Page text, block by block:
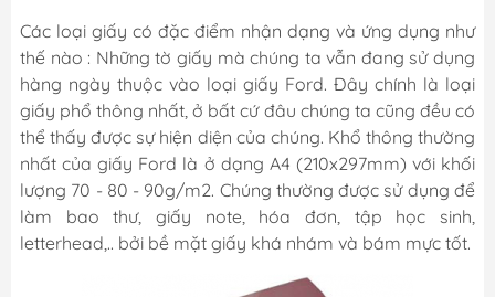
Các loại giấy có đặc điểm nhận dạng và ứng dụng như
thế nào : Những tờ giấy mà chúng ta vẫn đang sử dụng
hàng ngày thuộc vào loại giấy Ford. Đây chính là loại
giấy phổ thông nhất, ở bất cứ đâu chúng ta cũng đều có
thể thấy được sự hiện diện của chúng. Khổ thông thường
nhất của giấy Ford là ở dạng A4 (210x297mm) với khối
lượng 70 - 80 - 90g/m2. Chúng thường được sử dụng để
làm bao thư, giấy note, hóa đơn, tập học sinh,
letterhead,.. bởi bề mặt giấy khá nhám và bám mực tốt.